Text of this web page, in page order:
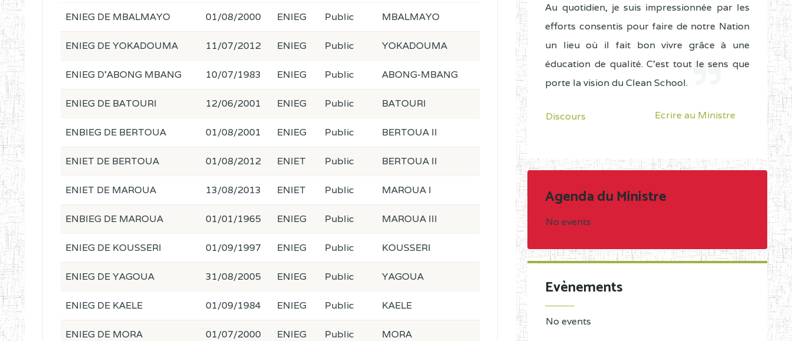
ENIEG DE MBALMAYO 01/08/2000 ENIEG Public MBALMAYO
ENIEG DE YOKADOUMA 11/07/2012 ENIEG Public YOKADOUMA
ENIEG D'ABONG MBANG 10/07/1983 ENIEG Public ABONG-MBANG
ENIEG DE BATOURI 12/06/2001 ENIEG Public BATOURI
ENBIEG DE BERTOUA 01/08/2001 ENIEG Public BERTOUA II
ENIET DE BERTOUA 01/08/2012 ENIET Public BERTOUA II
ENIET DE MAROUA 13/08/2013 ENIET Public MAROUA I
ENBIEG DE MAROUA 01/01/1965 ENIEG Public MAROUA III
ENIEG DE KOUSSERI 01/09/1997 ENIEG Public KOUSSERI
ENIEG DE YAGOUA 31/08/2005 ENIEG Public YAGOUA
ENIEG DE KAELE 01/09/1984 ENIEG Public KAELE
ENIEG DE MORA 01/07/2000 ENIEG Public MORA
Au quotidien, je suis impressionnée par les
efforts consentis pour faire de notre Nation
un lieu où il fait bon vivre grâce à une
éducation de qualité. C'est tout le sens que
porte la vision du Clean School.
Discours Ecrire au Ministre
Agenda du Ministre
No events
Evènements
No events